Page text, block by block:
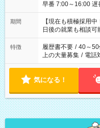
早番 7:00～16:00 遅番 10:00～
い」 「余裕を持っ
たくない」 など、ご希望
の方へ 今ご覧のお
の勤務時間。 合計
期間
【現在も積極採用
日後の就業も相談可
特徴 履歴書不要 / 40～50
上の大量募集 / 電話
気になる！